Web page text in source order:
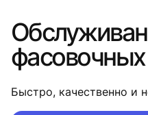
фасовочных
Быстро, качественно и